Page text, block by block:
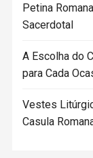
Petina
Sacerdotal
A Escolha do
para Cada
Vestes
Casula